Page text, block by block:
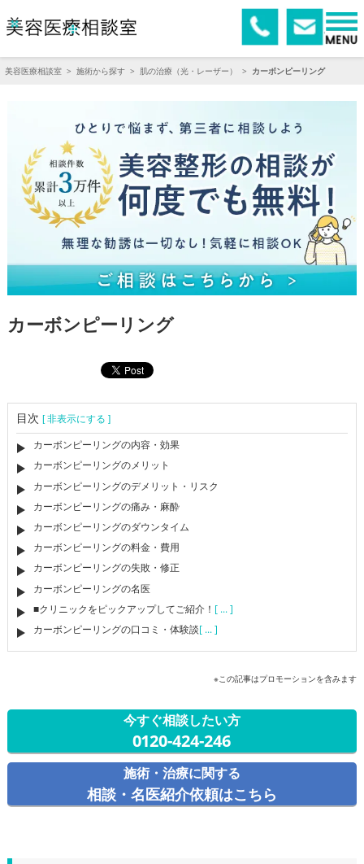
美容医療相談室 > 施術から探す > 肌の治療（光・レーザー） > カーボンピーリング
カーボンピーリング
目次[ 非表示にする ]
カーボンピーリングの内容・効果
カーボンピーリングのメリット
カーボンピーリングのデメリット・リスク
カーボンピーリングの痛み・麻酔
カーボンピーリングのダウンタイム
カーボンピーリングの料金・費用
カーボンピーリングの失敗・修正
カーボンピーリングの名医
■クリニックをピックアップしてご紹介！ [ ... ]
カーボンピーリングの口コミ・体験談[ ... ]
※この記事はプロモーションを含みます
今すぐ相談したい方
0120-424-246
施術・治療に関する
相談・名医紹介依頼はこちら